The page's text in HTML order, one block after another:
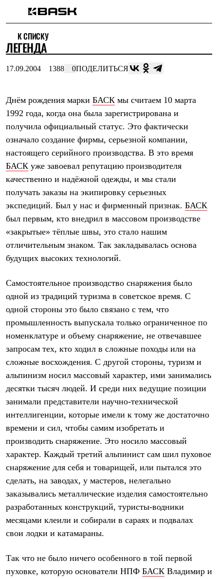
Интернет-магазин
Мужская одежда
Утепленная пухом
Куртки
Брюки
Утепленная синтетикой
Куртки
Штормовая одежда
Куртки
Софтшелл одежда
Куртки
Куртки
Брюки
Термобелье
Теплое термобелье
Легкое термобелье
Лёгкая одежда
Толстовки
Брюки
Шорты
Женская одежда
Утепленная пухом
Куртки
Жилеты
Утепленная синтетикой
Брюки
Штормовая одежда
Софтшелл одежда
Куртки
Брюки
Лёгкая одежда
Рубашки
Футболки
Брюки
Термобелье
Теплое термобелье
Легкое термобелье
Флисовая одежда
Брюки
Утепленная пухом
Куртки
К СПИСКУ
ЛЕГЕНДA
17.09.2004 1388 0ПОДЕЛИТЬСЯ
Днём рождения марки БАСК мы считаем 10 марта
1992 года, когда она была зарегистрирована и
получила официальный статус. Это фактически
означало создание фирмы, серьезной компании,
настоящего серийного производства. В это время
БАСК уже завоевал репутацию производителя
качественно и надёжной одежды, и мы стали
получать заказы на экипировку серьезных
экспедиций. Был у нас и фирменный признак. БАСК
был первым, кто внедрил в массовом производстве
«закрытые» тёплые швы, это стало нашим
отличительным знаком. Так закладывалась основа
будущих высоких технологий.
Самостоятельное производство снаряжения было
одной из традиций туризма в советское время. С
одной стороны это было связано с тем, что
промышленность выпускала только ограниченное по
номенклатуре и объему снаряжение, не отвечавшее
запросам тех, кто ходил в сложные походы или на
сложные восхождения. С другой стороны, туризм и
альпинизм носил массовый характер, ими занимались
десятки тысяч людей. И среди них ведущие позиции
занимали представители научно-технической
интеллигенции, которые имели к тому же достаточно
времени и сил, чтобы самим изобретать и
производить снаряжение. Это носило массовый
характер. Каждый третий альпинист сам шил пуховое
снаряжение для себя и товарищей, или пытался это
сделать, на заводах, у мастеров, нелегально
заказывались металлические изделия самостоятельно
разработанных конструкций, туристы-водники
месяцами клеили и собирали в сараях и подвалах
свои лодки и катамараны.
Так что не было ничего особенного в той первой
пуховке, которую основатели НПФ БАСК Владимир и